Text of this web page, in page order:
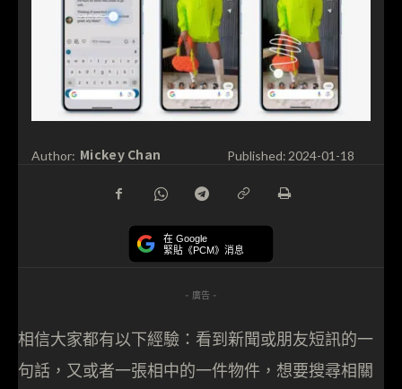
Author: Mickey Chan Published: 2024-01-18
在 Google
緊貼《PCM》消息
- 廣告 -
相信大家都有以下經驗：看到新聞或朋友短訊的一
句話，又或者一張相中的一件物件，想要搜尋相關